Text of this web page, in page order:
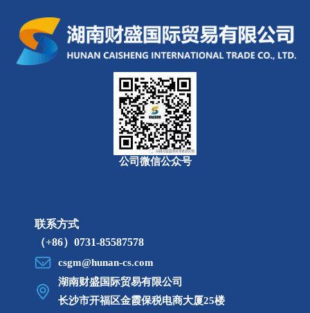
（看望慰问环卫工人李忠俭）
公司微信公众号
联系方式
（+86）0731-85587578
csgm@hunan-cs.com
湖南财盛国际贸易有限公司
长沙市开福区金霞保税电商大厦25楼